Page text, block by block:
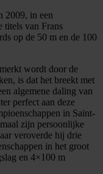
2009, in een
titels van Frans
op de 50 m en de 100
wordt door de
is dat het breekt met
algemene daling van
perfect aan deze
in Saint-
zijn persoonlijke
veroverde hij drie
in het groot
en 4×100 m